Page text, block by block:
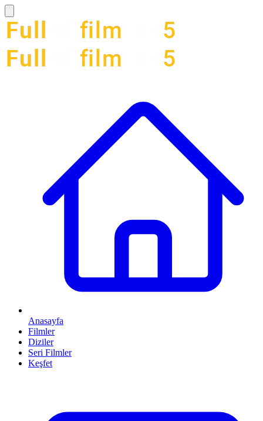
Anasayfa
Filmler
Diziler
Seri Filmler
Keşfet